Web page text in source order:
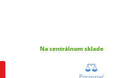
Na centrálnom sklade